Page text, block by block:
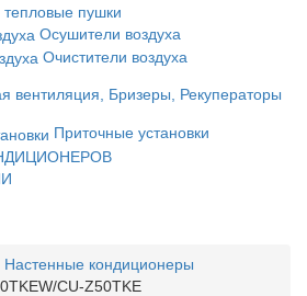
тепловые пушки
Осушители воздуха
Очистители воздуха
вентиляция, Бризеры, Рекуператоры
Приточные установки
Настенные кондиционеры
CU-Z50TKE